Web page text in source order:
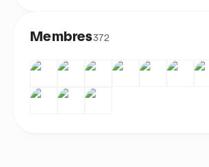
Membres372